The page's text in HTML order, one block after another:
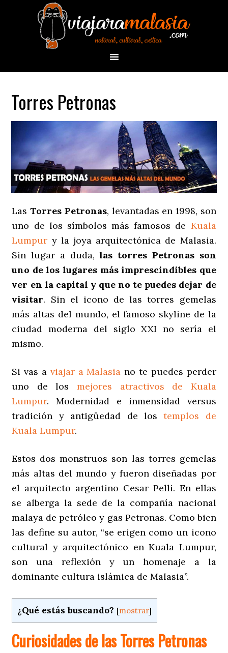
Torres Petronas
LasTorres Petronas, levantadas en 1998, son
uno de los símbolos más famosos de Kuala
Lumpur y la joya arquitectónica de Malasia.
Sin lugar a duda,las torres Petronas son
uno de los lugares más imprescindibles que
ver en la capital y que no te puedes dejar de
visitar. Sin el icono de las torres gemelas
más altas del mundo, el famoso skyline de la
ciudad moderna del siglo XXI no sería el
mismo.
Si vas a viajar a Malasia no te puedes perder
uno de los mejores atractivos de Kuala
Lumpur. Modernidad e inmensidad versus
tradición y antigüedad de lostemplos de
Kuala Lumpur.
Estos dos monstruos son las torres gemelas
más altas del mundo y fueron diseñadas por
el arquitecto argentino Cesar Pelli. En ellas
se alberga la sede de la compañía nacional
malaya de petróleo y gas Petronas. Como bien
las define su autor, “se erigen como un icono
cultural y arquitectónico en Kuala Lumpur,
son una reflexión y un homenaje a la
dominante cultura islámica de Malasia”.
¿Qué estás buscando? [mostrar]
Curiosidades de las Torres Petronas